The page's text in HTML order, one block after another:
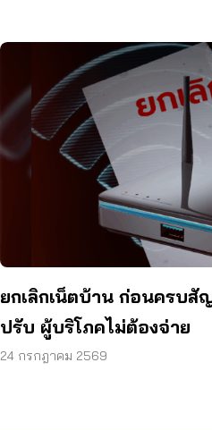
ยกเลิกเน็ตบ้าน ก่อนครบสั
ปรับ ผู้บริโภคไม่ต้องจ่าย
24 กรกฎาคม 2569